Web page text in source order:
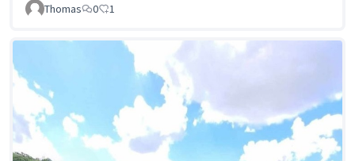
Thomas
0 1